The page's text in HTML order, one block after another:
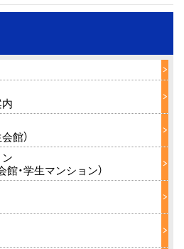
館）
・学生マンション）